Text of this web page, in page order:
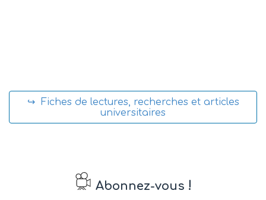
↪ Fiches de lectures, recherches et articles
universitaires
Abonnez-vous !